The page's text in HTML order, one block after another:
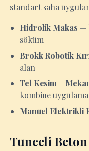
standart saha
Hidrolik Makas —
söküm
Brokk Robotik
alan
Tel Kesim +
kombine uygulama
Manuel Elektrikli
Tunceli Beton